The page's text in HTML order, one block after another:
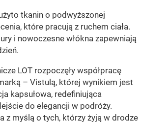
tkanin o podwyższonej
które pracują z ruchem ciała.
i nowoczesne włókna zapewniają
LOT rozpoczęły współpracę
– Vistulą, której wynikiem jest
kapsułowa, redefiniująca
do elegancji w podróży.
z myślą o tych, którzy żyją w drodze